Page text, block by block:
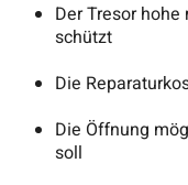
Der Tresor
schützt
Die
Die Öffnung
soll